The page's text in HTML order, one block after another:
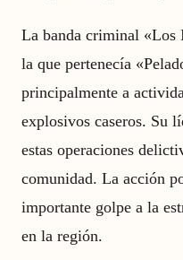
La banda criminal «Los
la que pertenecía
principalmente a
explosivos caseros. Su
estas operaciones
comunidad. La acción
importante golpe a la
en la región.